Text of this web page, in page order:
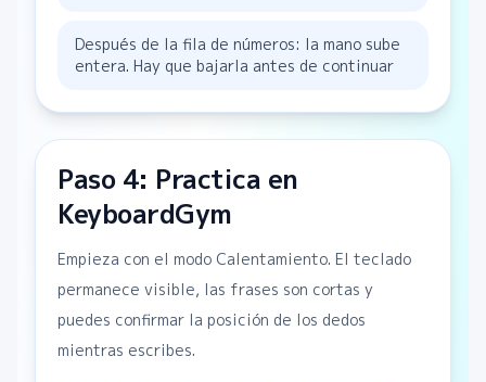
Después de la fila de números: la mano sube
entera. Hay que bajarla antes de continuar
Paso 4: Practica en
KeyboardGym
Empieza con el modo Calentamiento. El teclado
permanece visible, las frases son cortas y
puedes confirmar la posición de los dedos
mientras escribes.